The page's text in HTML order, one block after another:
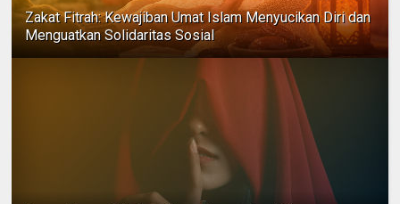
Zakat Fitrah: Kewajiban Umat Islam Menyucikan Diri dan
Menguatkan Solidaritas Sosial